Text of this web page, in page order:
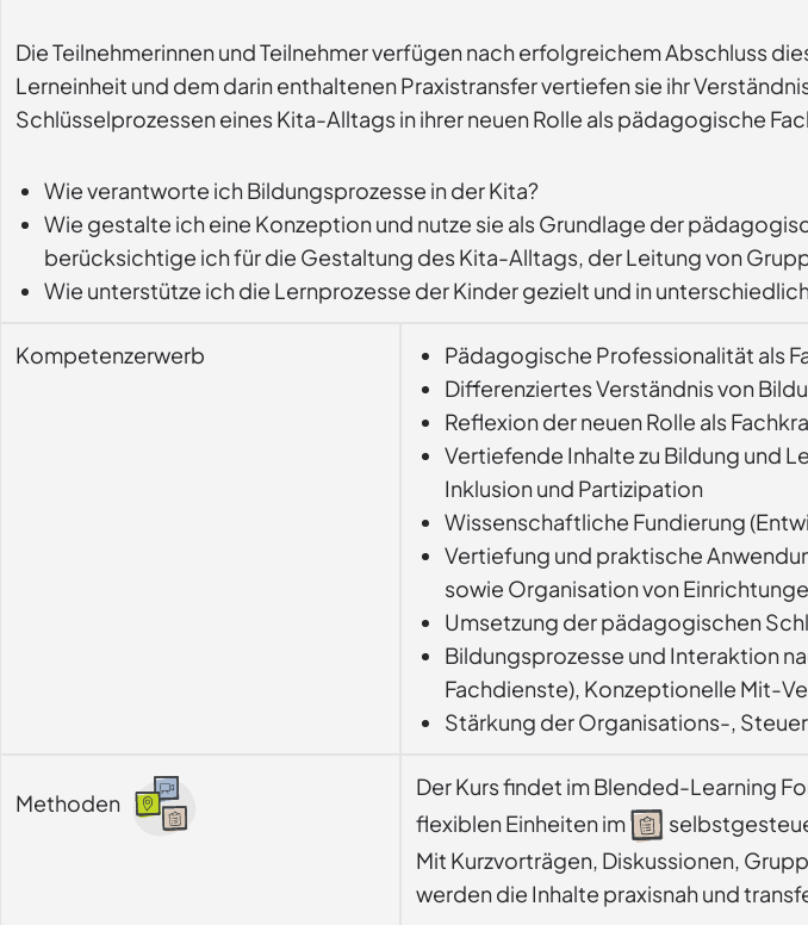
Die Teilnehmerinnen und Teilnehmer verfügen nach erfolgreichem Abschluss
Lerneinheit und dem darin enthaltenen Praxistransfer vertiefen sie ihr
Schlüsselprozessen eines Kita-Alltags in ihrer neuen Rolle als pädagogische
Wie verantworte ich Bildungsprozesse in der Kita?
Wie gestalte ich eine Konzeption und nutze sie als Grundlage der
berücksichtige ich für die Gestaltung des Kita-Alltags, der Leitung von
Wie unterstütze ich die Lernprozesse der Kinder gezielt und in
Kompetenzerwerb
Pädagogische Professionalität als
Differenziertes Verständnis von
Reflexion der neuen Rolle als
Vertiefende Inhalte zu Bildung und
Inklusion und Partizipation
Wissenschaftliche Fundierung
Vertiefung und praktische
sowie Organisation von
Umsetzung der pädagogischen
Bildungsprozesse und Interaktion
Fachdienste), Konzeptionelle Mit-
Stärkung der Organisations-,
Methoden
Der Kurs findet im Blended-Learning
flexiblen Einheiten im
Mit Kurzvorträgen, Diskussionen,
werden die Inhalte praxisnah und